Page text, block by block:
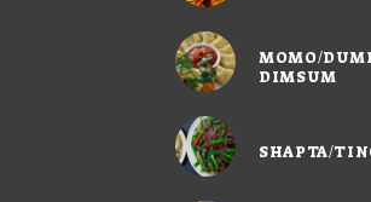
MOMO/
DIMSUM
SHAPTA/